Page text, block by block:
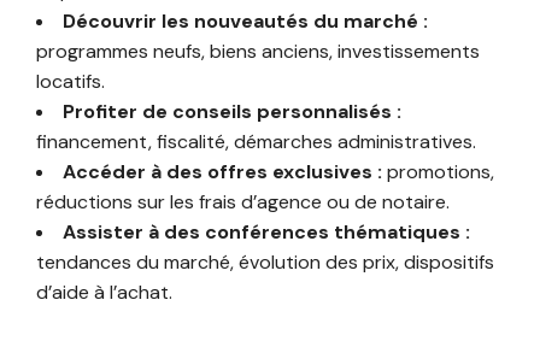
Découvrir les nouveautés du marché :
programmes neufs, biens anciens, investissements
locatifs.
Profiter de conseils personnalisés :
financement, fiscalité, démarches administratives.
Accéder à des offres exclusives : promotions,
réductions sur les frais d’agence ou de notaire.
Assister à des conférences thématiques :
tendances du marché, évolution des prix, dispositifs
d’aide à l’achat.